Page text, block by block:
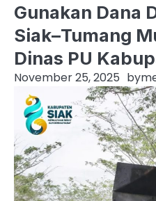
Gunakan Dana
Siak–Tumang
Dinas PU
November 25, 2025 by